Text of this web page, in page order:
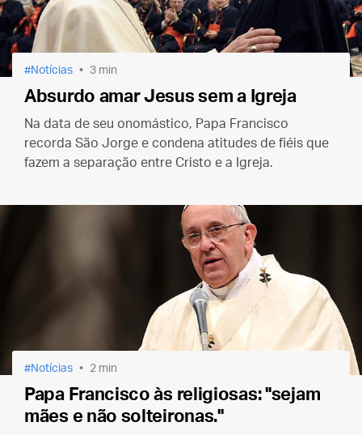
Notícias 3 min
Absurdo amar Jesus sem a Igreja
Na data de seu onomástico, Papa Francisco
recorda São Jorge e condena atitudes de fiéis que
fazem a separação entre Cristo e a Igreja.
Notícias 2 min
Papa Francisco às religiosas: "sejam
mães e não solteironas."